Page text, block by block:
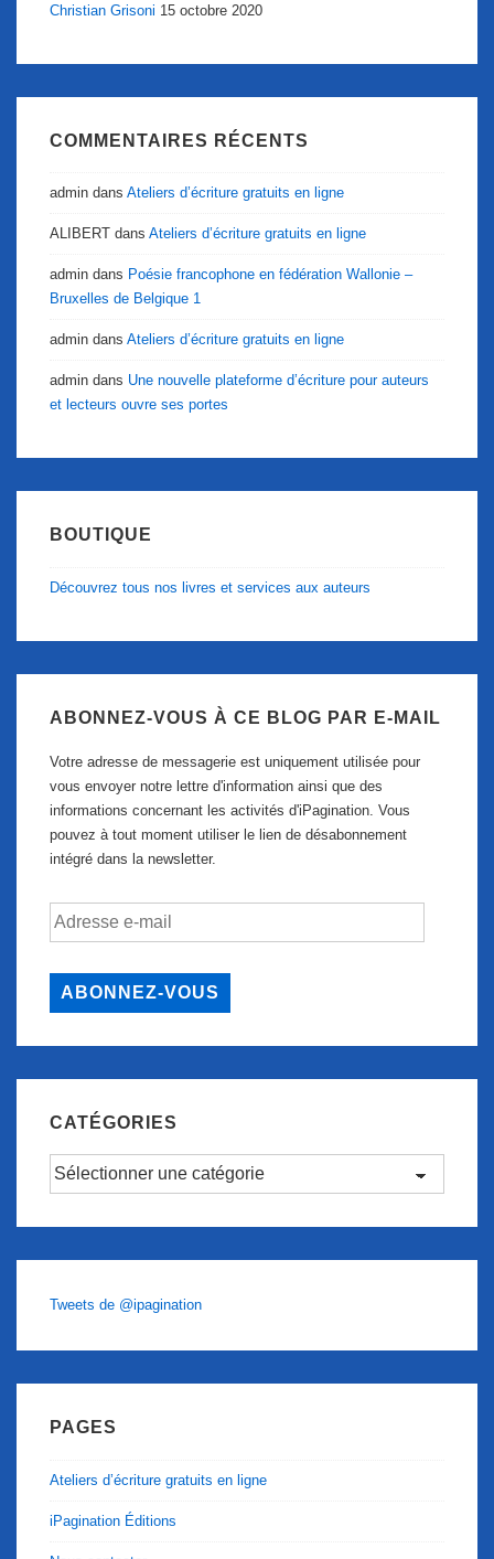
Christian Grisoni 15 octobre 2020
COMMENTAIRES RÉCENTS
admin dans Ateliers d’écriture gratuits en ligne
ALIBERT dans Ateliers d’écriture gratuits en ligne
admin dans Poésie francophone en fédération Wallonie –
Bruxelles de Belgique 1
admin dans Ateliers d’écriture gratuits en ligne
admin dans Une nouvelle plateforme d’écriture pour auteurs
et lecteurs ouvre ses portes
BOUTIQUE
Découvrez tous nos livres et services aux auteurs
ABONNEZ-VOUS À CE BLOG PAR E-MAIL
Votre adresse de messagerie est uniquement utilisée pour
vous envoyer notre lettre d'information ainsi que des
informations concernant les activités d'iPagination. Vous
pouvez à tout moment utiliser le lien de désabonnement
intégré dans la newsletter.
Adresse
ABONNEZ-VOUS
CATÉGORIES
Catégories
Tweets de @ipagination
PAGES
Ateliers d’écriture gratuits en ligne
iPagination Éditions